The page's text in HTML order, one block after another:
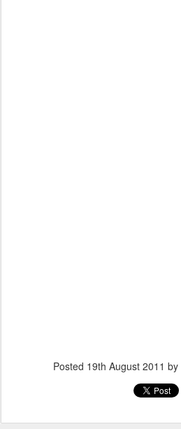
Posted 19th August 2011 by